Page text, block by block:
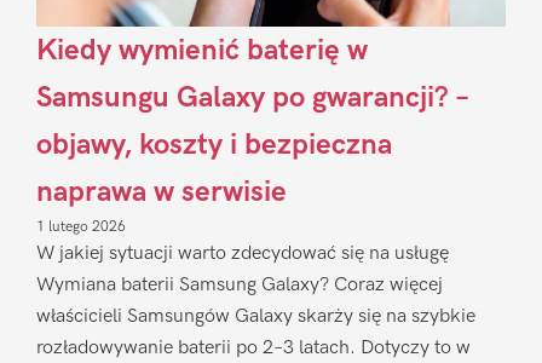
Kiedy wymienić baterię w
Samsungu Galaxy po gwarancji? –
objawy, koszty i bezpieczna
naprawa w serwisie
1 lutego 2026
W jakiej sytuacji warto zdecydować się na usługę
Wymiana baterii Samsung Galaxy? Coraz więcej
właścicieli Samsungów Galaxy skarży się na szybkie
rozładowywanie baterii po 2–3 latach. Dotyczy to w